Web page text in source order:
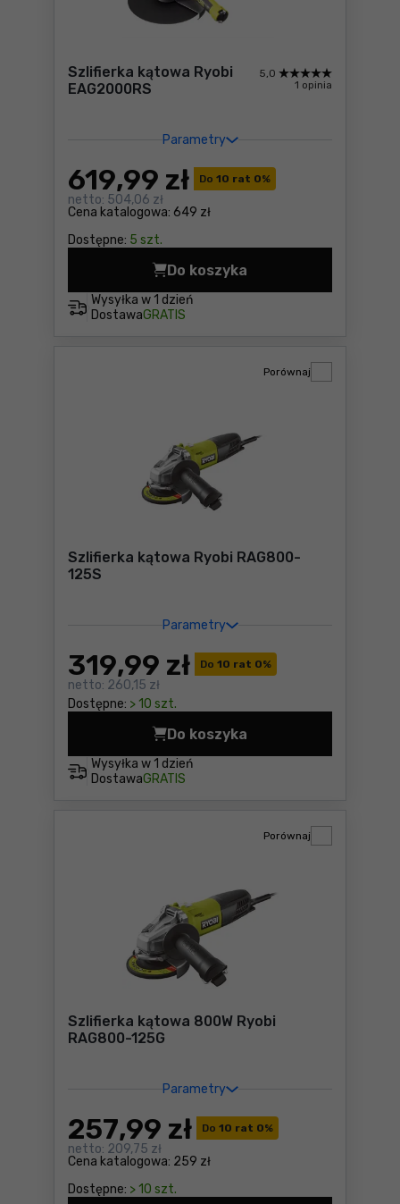
Szlifierka kątowa Ryobi
EAG2000RS
Parametry
5,0
1 opinia
Do 10 rat 0%
Cena katalogowa: 649 zł
619,99 zł
netto: 504,06 zł
Dostępne: 5 szt.
Wysyłka w 1 dzień
DostawaGRATIS
Do koszyka
Szlifierka kątowa Ryobi
Szlifierka kątowa Ryobi RAG800-
125S
Parametry
Do 10 rat 0%
319,99 zł
netto: 260,15 zł
Dostępne: > 10 szt.
Porównaj
Wysyłka w 1 dzień
DostawaGRATIS
Do koszyka
Szlifierka kątowa Ryobi
Szlifierka kątowa 800W Ryobi
RAG800-125G
Parametry
Do 10 rat 0%
Cena katalogowa: 259 zł
257,99 zł
netto: 209,75 zł
Dostępne: > 10 szt.
Porównaj